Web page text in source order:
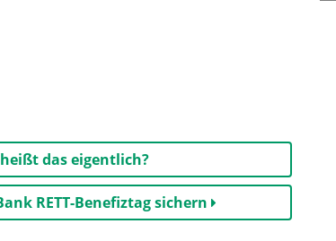
das eigentlich?
RETT-Benefiztag sichern